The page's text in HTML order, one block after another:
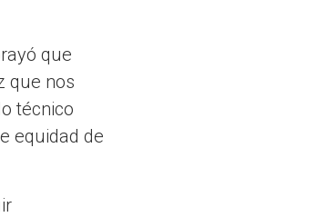
que
que nos
técnico
equidad de